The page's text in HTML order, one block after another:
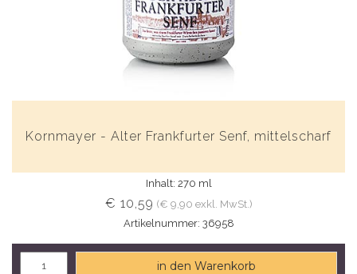
Kornmayer - Alter Frankfurter Senf, mittelscharf
Inhalt: 270 ml
€ 10,59 (€ 9,90 exkl. MwSt.)
Artikelnummer: 36958
in den Warenkorb